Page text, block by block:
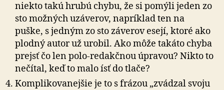
niekto takú hrubú chybu, že si pomýli jeden zo
sto možných uzáverov, napríklad ten na
puške, s jedným zo sto záverov esejí, ktoré ako
plodný autor už urobil. Ako môže takáto chyba
prejsť čo len polo-redakčnou úpravou? Nikto to
nečítal, keď to malo ísť do tlače?
Komplikovanejšie je to s frázou „zvádzal svoju